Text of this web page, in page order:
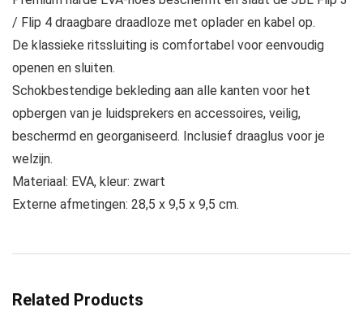
/ Flip 4 draagbare draadloze met oplader en kabel op.
De klassieke ritssluiting is comfortabel voor eenvoudig
openen en sluiten.
Schokbestendige bekleding aan alle kanten voor het
opbergen van je luidsprekers en accessoires, veilig,
beschermd en georganiseerd. Inclusief draaglus voor je
welzijn.
Materiaal: EVA, kleur: zwart
Externe afmetingen: 28,5 x 9,5 x 9,5 cm.
Related Products